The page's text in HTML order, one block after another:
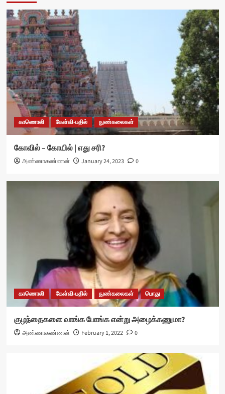
காணொலி கேள்வி-பதில் நுண்கலைகள்
கோவில் – கோயில் | எது சரி?
அண்ணாகண்ணன் January 24, 2023 0
காணொலி கேள்வி-பதில் நுண்கலைகள் பொது
குழந்தைகளை வாங்க போங்க என்று அழைக்கணுமா?
அண்ணாகண்ணன் February 1, 2022 0